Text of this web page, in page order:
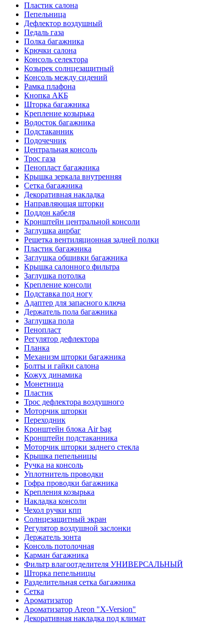
Пластик салона
Пепельница
Дефлектор воздушный
Педаль газа
Полка багажника
Крючки салона
Консоль селектора
Козырек солнцезащитный
Консоль между сидений
Рамка плафона
Кнопка АКБ
Шторка багажника
Крепление козырька
Водосток багажника
Подстаканник
Подочечник
Центральная консоль
Трос газа
Пенопласт багажника
Крышка зеркала внутренняя
Сетка багажника
Декоративная накладка
Направляющая шторки
Поддон кабеля
Кронштейн центральной консоли
Заглушка аирбаг
Решетка вентиляционная задней полки
Пластик багажника
Заглушка обшивки багажника
Крышка салонного фильтра
Заглушка потолка
Крепление консоли
Подставка под ногу
Адаптер для запасного ключа
Держатель пола багажника
Заглушка пола
Пенопласт
Регулятор дефлектора
Планка
Механизм шторки багажника
Болты и гайки салона
Кожух динамика
Монетница
Пластик
Трос дефлектора воздушного
Моторчик шторки
Переходник
Кронштейн блока Air bag
Кронштейн подстаканника
Моторчик шторки заднего стекла
Крышка пепельницы
Ручка на консоль
Уплотнитель проводки
Гофра проводки багажника
Крепления козырька
Накладка консоли
Чехол ручки кпп
Солнцезащитный экран
Регулятор воздушной заслонки
Держатель зонта
Консоль потолочная
Карман багажника
Фильтр влагоотделителя УНИВЕРСАЛЬНЫЙ
Шторка пепельницы
Разделительная сетка багажника
Сетка
Ароматизатор
Ароматизатор Areon "X-Version"
Декоративная накладка под климат